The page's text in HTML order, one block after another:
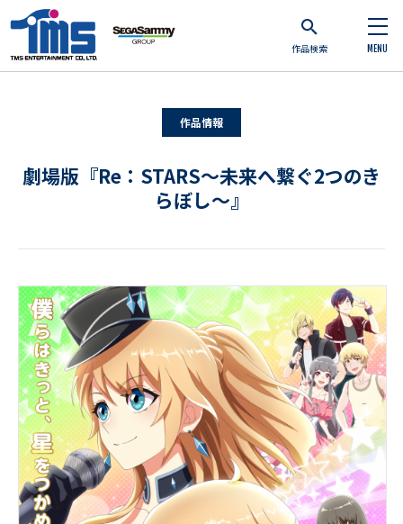
作品検索 MENU
作品情報
劇場版『Re：STARS～未来へ繋ぐ2つのき
らぼし～』